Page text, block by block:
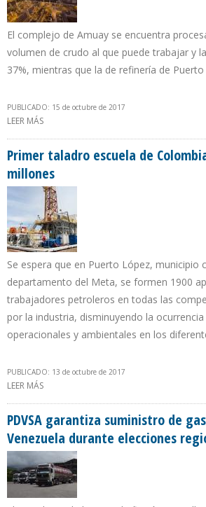
El complejo de Amuay se encuentra
volumen de crudo al que puede trabajar y
37%, mientras que la de refinería de Puerto
PUBLICADO: 15 de octubre de 2017
LEER MÁS
Primer taladro escuela de
millones
Se espera que en Puerto López, municipio
departamento del Meta, se formen 1900
trabajadores petroleros en todas las
por la industria, disminuyendo la
operacionales y ambientales en los
PUBLICADO: 13 de octubre de 2017
LEER MÁS
PDVSA garantiza suministro de
Venezuela durante elecciones